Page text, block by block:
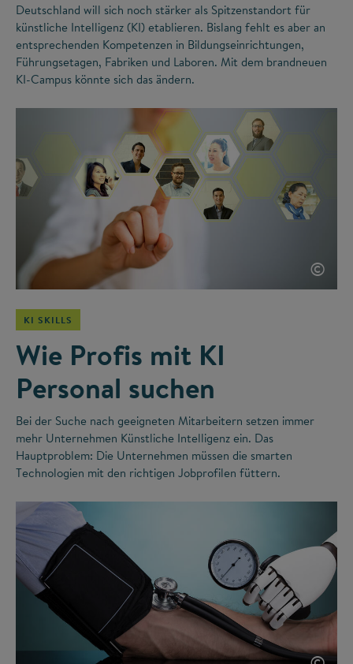
Deutschland will sich noch stärker als Spitzenstandort für
künstliche Intelligenz (KI) etablieren. Bislang fehlt es aber an
entsprechenden Kompetenzen in Bildungseinrichtungen,
Führungsetagen, Fabriken und Laboren. Mit dem brandneuen
KI-Campus könnte sich das ändern.
©
KI SKILLS
Wie Profis mit KI
Personal suchen
Bei der Suche nach geeigneten Mitarbeitern setzen immer
mehr Unternehmen Künstliche Intelligenz ein. Das
Hauptproblem: Die Unternehmen müssen die smarten
Technologien mit den richtigen Jobprofilen füttern.